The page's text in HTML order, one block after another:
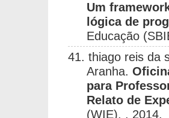
Um
lógica de
Educação
41. thiago reis da
Aranha.
para
Relato de
(WIE), , 2014.